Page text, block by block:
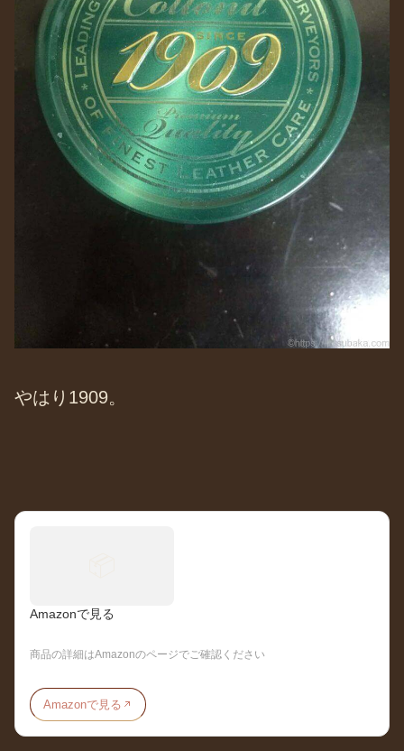
やはり1909。
Amazonで見る
商品の詳細はAmazonのページでご確認ください
Amazonで見る